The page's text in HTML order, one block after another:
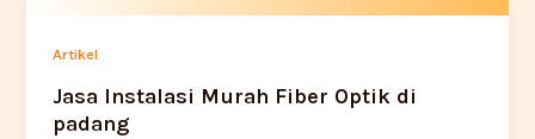
Artikel
Jasa Instalasi Murah Fiber Optik di
padang